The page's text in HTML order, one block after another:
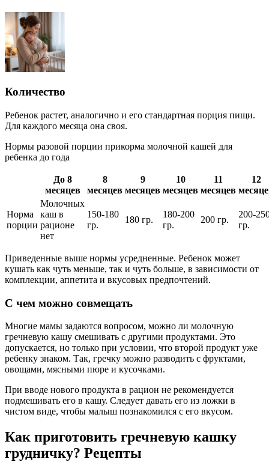
Количество
Ребенок растет, аналогично и его стандартная порция пищи.
Для каждого месяца она своя.
Нормы разовой порции прикорма молочной кашей для
ребенка до года
До 8
месяцев
8
месяцев
9
месяцев
10
месяцев
11
месяцев
12
Норма
порции
Молочных
каш в
рационе
нет
150-180
гр.
180 гр.
180-200
гр.
200 гр.
200-
гр.
Приведенные выше нормы усредненные. Ребенок может
кушать как чуть меньше, так и чуть больше, в зависимости от
комплекции, аппетита и вкусовых предпочтений.
С чем можно совмещать
Многие мамы задаются вопросом, можно ли молочную
гречневую кашу смешивать с другими продуктами. Это
допускается, но только при условии, что второй продукт уже
ребенку знаком. Так, гречку можно разводить с фруктами,
овощами, мясными пюре и кусочками.
При вводе нового продукта в рацион не рекомендуется
подмешивать его в кашу. Следует давать его из ложки в
чистом виде, чтобы малыш познакомился с его вкусом.
Как приготовить гречневую кашку
грудничку? Рецепты